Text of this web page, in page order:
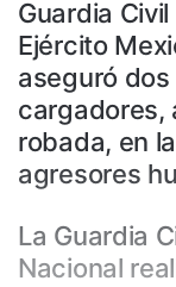
Guardia
Ejército
aseguró
cargadores,
robada, en
agresores
La Guardia
Nacional